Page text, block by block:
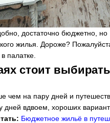
достаточно бюджетно,
жилья. Дороже?
палатке.
стоит
чем на пару дней и
дней вдвоем, хороших
Бюджетное жильё в